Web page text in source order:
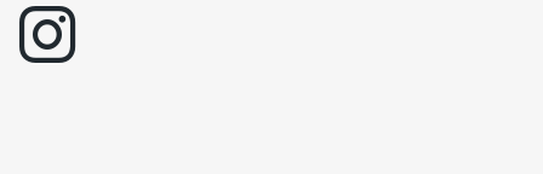
instagram